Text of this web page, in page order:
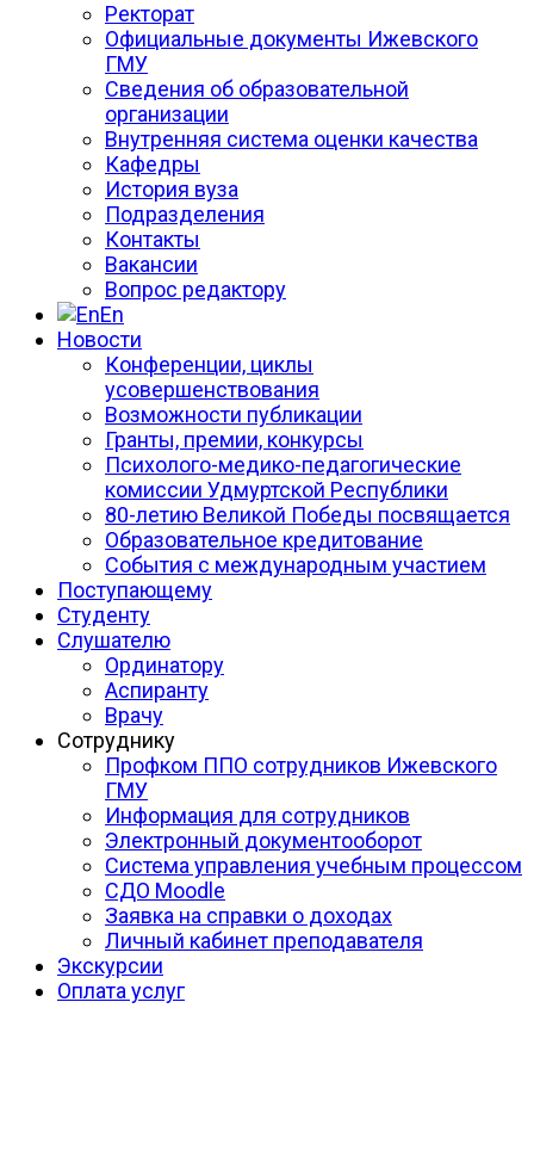
Ректорат
Официальные документы Ижевского
ГМУ
Сведения об образовательной
организации
Внутренняя система оценки качества
Кафедры
История вуза
Подразделения
Контакты
Вакансии
Вопрос редактору
En
Новости
Конференции, циклы
усовершенствования
Возможности публикации
Гранты, премии, конкурсы
Психолого-медико-педагогические
комиссии Удмуртской Республики
80-летию Великой Победы посвящается
Образовательное кредитование
События с международным участием
Поступающему
Студенту
Слушателю
Ординатору
Аспиранту
Врачу
Сотруднику
Профком ППО сотрудников Ижевского
ГМУ
Информация для сотрудников
Электронный документооборот
Система управления учебным процессом
СДО Moodle
Заявка на справки о доходах
Личный кабинет преподавателя
Экскурсии
Оплата услуг